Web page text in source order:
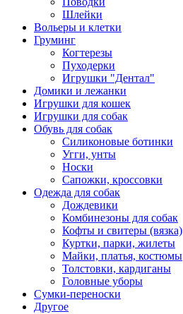
Шлейки
Вольеры и клетки
Груминг
Когтерезы
Пуходерки
Игрушки "Дентал"
Домики и лежанки
Игрушки для кошек
Игрушки для собак
Обувь для собак
Силиконовые ботинки
Угги, унты
Носки
Сапожки, кроссовки
Одежда для собак
Дождевики
Комбинезоны для собак
Кофты и свитеры (вязка)
Куртки, парки, жилеты
Майки, платья, костюмы
Толстовки, кардиганы
Головные уборы
Сумки-переноски
Другое